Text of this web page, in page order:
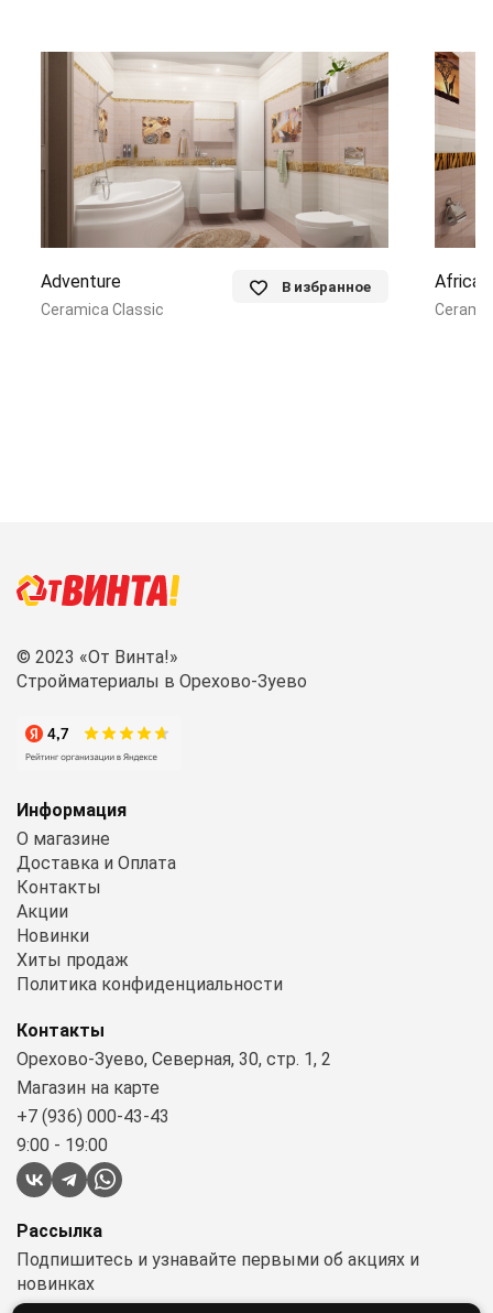
Adventure
Ceramica Classic
В избранное Africa
© 2023 «От Винта!»
Стройматериалы в Орехово-Зуево
Контакты
Орехово-Зуево, Северная, 30, стр. 1, 2
Магазин на карте
+7 (936) 000-43-43
9:00 - 19:00
Информация
О магазине
Доставка и Оплата
Контакты
Акции
Новинки
Хиты продаж
Политика конфиденциальности
Рассылка
Подпишитесь и узнавайте первыми об акциях и
новинках